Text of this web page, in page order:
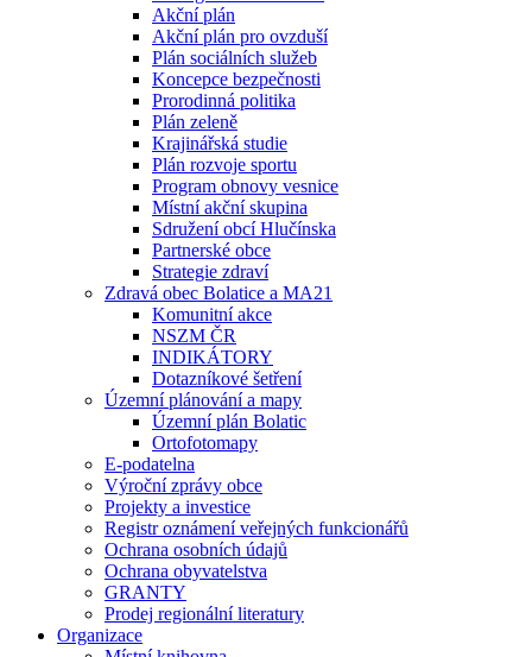
Akční plán
Akční plán pro ovzduší
Plán sociálních služeb
Koncepce bezpečnosti
Prorodinná politika
Plán zeleně
Krajinářská studie
Plán rozvoje sportu
Program obnovy vesnice
Místní akční skupina
Sdružení obcí Hlučínska
Partnerské obce
Strategie zdraví
Zdravá obec Bolatice a MA21
Komunitní akce
NSZM ČR
INDIKÁTORY
Dotazníkové šetření
Územní plánování a mapy
Územní plán Bolatic
Ortofotomapy
E-podatelna
Výroční zprávy obce
Projekty a investice
Registr oznámení veřejných funkcionářů
Ochrana osobních údajů
Ochrana obyvatelstva
GRANTY
Prodej regionální literatury
Organizace